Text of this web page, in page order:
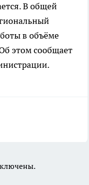
В общей
в объёме
этом сообщает